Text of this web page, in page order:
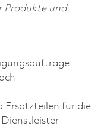
Produkte und
Ersatzteilen für die